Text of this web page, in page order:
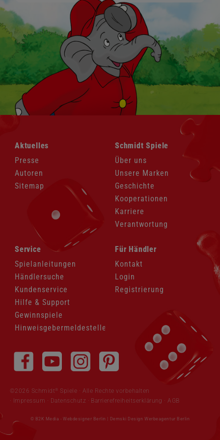
Navigation
überspringen
Aktuelles
Presse
Autoren
Sitemap
Navigation
überspringen
Schmidt Spiele
Über uns
Unsere Marken
Geschichte
Kooperationen
Karriere
Verantwortung
Navigation
überspringen
Service
Spielanleitungen
Händlersuche
Kundenservice
Hilfe & Support
Gewinnspiele
Hinweisgebermeldestelle
Navigation
überspringen
Für Händler
Kontakt
Login
Registrierung
überspringen
©2026 Schmidt ®
Spiele · Alle Rechte vorbehalten
Impressum · Datenschutz · Barrierefreiheitserklärung ·AGB
© B2K Media -Webdesigner Berlin Demski Design Werbeagentur Berlin